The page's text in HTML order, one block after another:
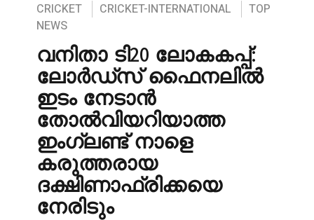
CRICKET CRICKET-INTERNATIONAL
TOP
NEWS
വനിതാ ടി20 ലോകകപ്പ്:
ലോർഡ്‌സ് ഫൈനലിൽ
ഇടം നേടാൻ
തോൽവിയറിയാത്ത
ഇംഗ്ലണ്ട് നാളെ
കരുത്തരായ
ദക്ഷിണാഫ്രിക്കയെ
നേരിടും